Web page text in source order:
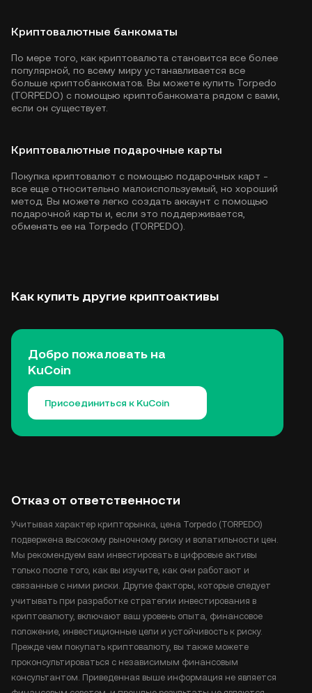
Криптовалютные банкоматы
По мере того, как криптовалюта становится все более
популярной, по всему миру устанавливается все
больше криптобанкоматов. Вы можете купить Torpedo
(TORPEDO) с помощью криптобанкомата рядом с вами,
если он существует.
Криптовалютные подарочные карты
Покупка криптовалют с помощью подарочных карт -
все еще относительно малоиспользуемый, но хороший
метод. Вы можете легко создать аккаунт с помощью
подарочной карты и, если это поддерживается,
обменять ее на Torpedo (TORPEDO).
Как купить другие криптоактивы
Добро пожаловать на
KuCoin
Присоединиться к KuCoin
Отказ от ответственности
Учитывая характер крипторынка, цена Torpedo (TORPEDO)
подвержена высокому рыночному риску и волатильности цен.
Мы рекомендуем вам инвестировать в цифровые активы
только после того, как вы изучите, как они работают и
связанные с ними риски. Другие факторы, которые следует
учитывать при разработке стратегии инвестирования в
криптовалюту, включают ваш уровень опыта, финансовое
положение, инвестиционные цели и устойчивость к риску.
Прежде чем покупать криптовалюту, вы также можете
проконсультироваться с независимым финансовым
консультантом. Приведенная выше информация не является